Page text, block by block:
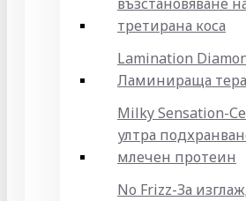
третирана коса
Lamination
Ламинираща
Milky Sensation-
ултра
млечен протеин
No Frizz-За